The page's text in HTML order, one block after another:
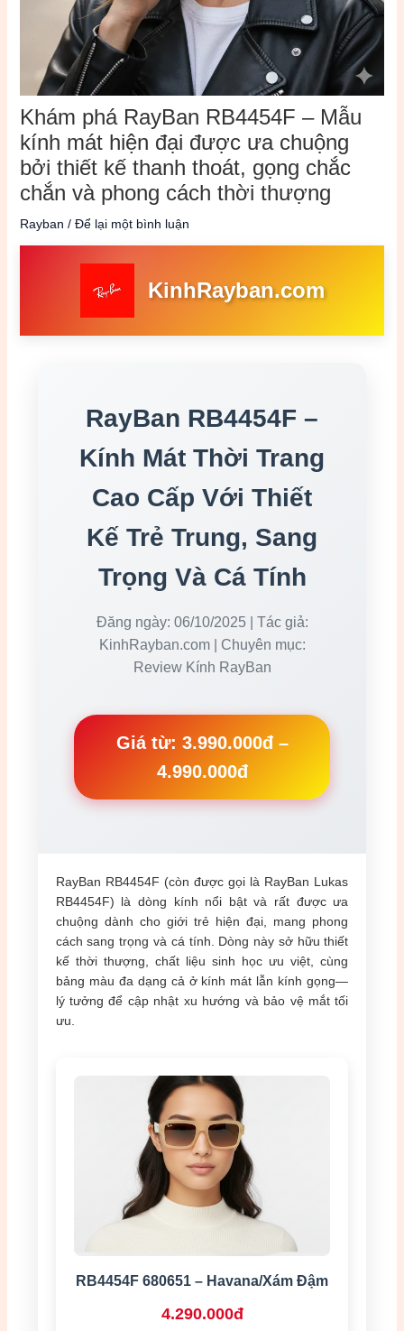
Khám phá RayBan RB4454F – Mẫu
kính mát hiện đại được ưa chuộng
bởi thiết kế thanh thoát, gọng chắc
chắn và phong cách thời thượng
Rayban / Để lại một bình luận
KinhRayban.com
RayBan RB4454F –
Kính Mát Thời Trang
Cao Cấp Với Thiết
Kế Trẻ Trung, Sang
Trọng Và Cá Tính
Đăng ngày: 06/10/2025 | Tác giả:
KinhRayban.com | Chuyên mục:
Review Kính RayBan
Giá từ: 3.990.000đ –
4.990.000đ
RayBan RB4454F (còn được gọi là RayBan Lukas
RB4454F) là dòng kính nổi bật và rất được ưa
chuộng dành cho giới trẻ hiện đại, mang phong
cách sang trọng và cá tính. Dòng này sở hữu thiết
kế thời thượng, chất liệu sinh học ưu việt, cùng
bảng màu đa dạng cả ở kính mát lẫn kính gọng—
lý tưởng để cập nhật xu hướng và bảo vệ mắt tối
ưu.
RB4454F 680651 – Havana/Xám Đậm
4.290.000đ